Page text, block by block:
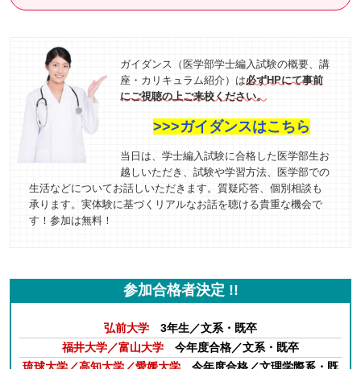
ガイダンス（医学部学士編入試験の概要、講
座・カリキュラム紹介）は必ずHPにて事前
にご視聴の上ご来校ください。
>>>ガイダンスはこちら
当日は、学士編入試験に合格した医学部生お
越しいただき、試験や学習方法、医学部での
生活などについてお話しいただきます。質疑応答、個別相談も
承ります。実体験に基づくリアルなお話を聴ける貴重な機会で
す！参加は無料！
参加合格者決定 !!
弘前大学 3年生／文系・既卒
福井大学／富山大学 今年度合格／文系・既卒
琉球大学／高知大学／愛媛大学 今年度合格／文理学際系・既